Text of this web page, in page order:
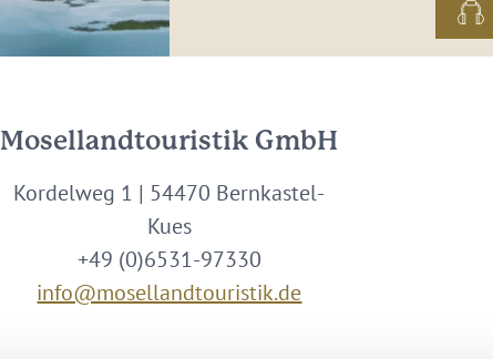
Mosellandtouristik GmbH
Kordelweg 1 | 54470 Bernkastel-
Kues
+49 (0)6531-97330
info@mosellandtouristik.de